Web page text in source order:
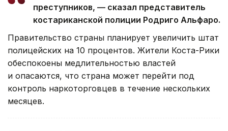
преступников, — сказал представитель
костариканской полиции Родриго Альфаро.
Правительство страны планирует увеличить штат
полицейских на 10 процентов. Жители Коста-Рики
обеспокоены медлительностью властей
и опасаются, что страна может перейти под
контроль наркоторговцев в течение нескольких
месяцев.